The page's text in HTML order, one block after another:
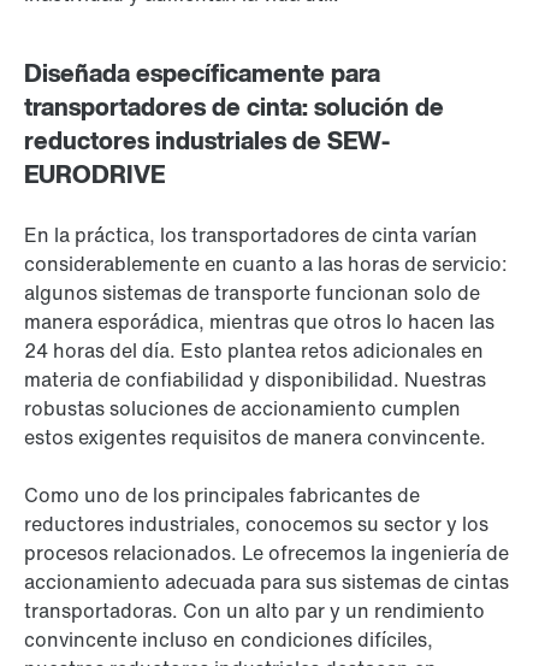
Diseñada específicamente para
transportadores de cinta: solución de
reductores industriales de SEW-
EURODRIVE
En la práctica, los transportadores de cinta varían
considerablemente en cuanto a las horas de servicio:
algunos sistemas de transporte funcionan solo de
manera esporádica, mientras que otros lo hacen las
24 horas del día. Esto plantea retos adicionales en
materia de confiabilidad y disponibilidad. Nuestras
robustas soluciones de accionamiento cumplen
estos exigentes requisitos de manera convincente.
Como uno de los principales fabricantes de
reductores industriales, conocemos su sector y los
procesos relacionados. Le ofrecemos la ingeniería de
accionamiento adecuada para sus sistemas de cintas
transportadoras. Con un alto par y un rendimiento
convincente incluso en condiciones difíciles,